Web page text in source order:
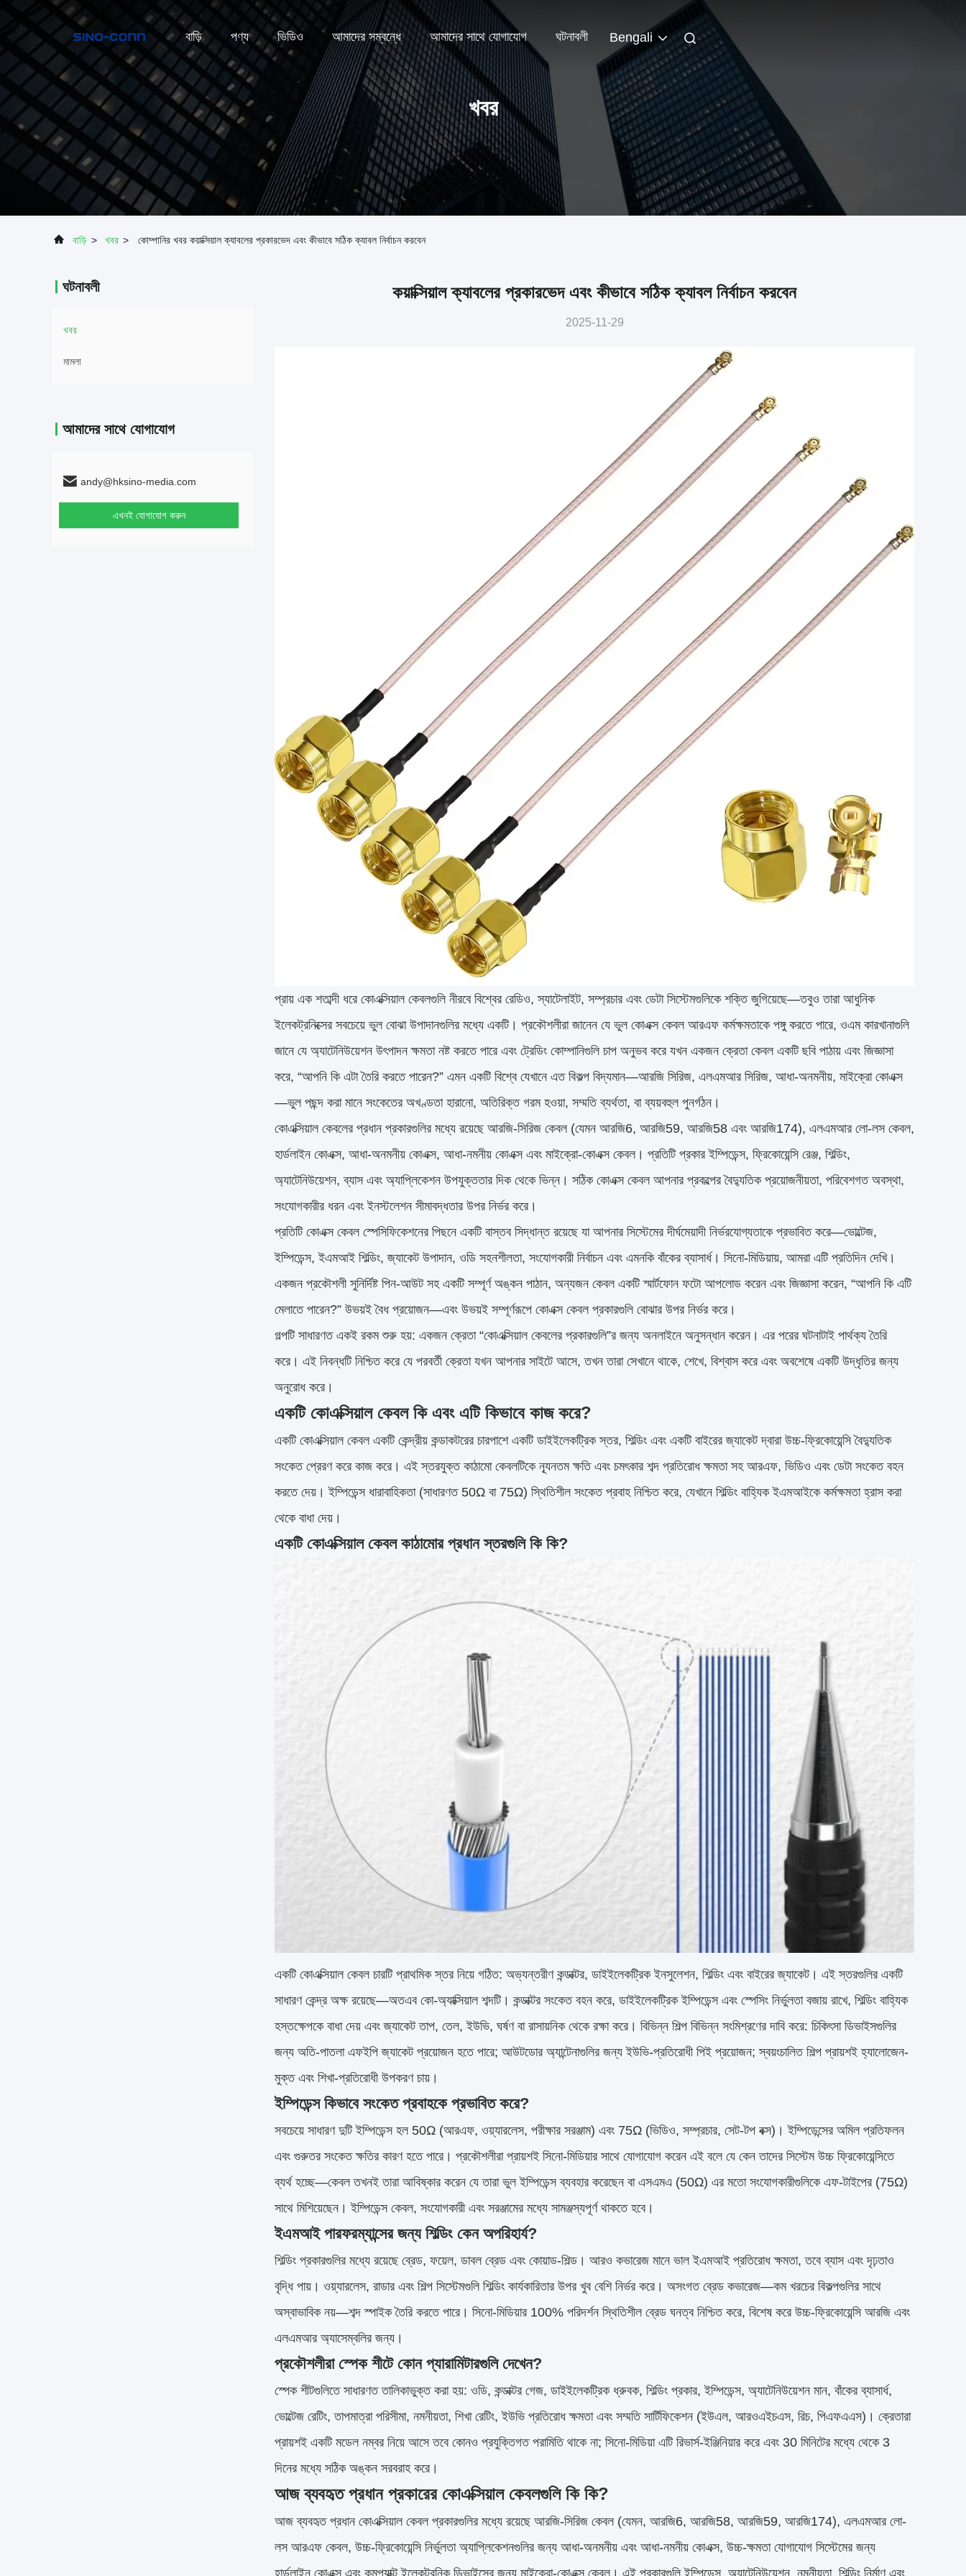
বাড়ি পণ্য ভিডিও আমাদের সম্বন্ধে আমাদের সাথে যোগাযোগ ঘটনাবলী Bengali
খবর
বাড়ি > খবর > কোম্পানির খবর কয়াক্সিয়াল ক্যাবলের প্রকারভেদ এবং কীভাবে সঠিক ক্যাবল নির্বাচন করবেন
ঘটনাবলী
খবর
মামলা
আমাদের সাথে যোগাযোগ
andy@hksino-media.com
এখনই যোগাযোগ করুন
কয়াক্সিয়াল ক্যাবলের প্রকারভেদ এবং কীভাবে সঠিক ক্যাবল নির্বাচন করবেন
2025-11-29
প্রায় এক শতাব্দী ধরে কোএক্সিয়াল কেবলগুলি নীরবে বিশ্বের রেডিও, স্যাটেলাইট, সম্প্রচার এবং ডেটা সিস্টেমগুলিকে শক্তি জুগিয়েছে—তবুও তারা আধুনিক
ইলেকট্রনিক্সের সবচেয়ে ভুল বোঝা উপাদানগুলির মধ্যে একটি। প্রকৌশলীরা জানেন যে ভুল কোএক্স কেবল আরএফ কর্মক্ষমতাকে পঙ্গু করতে পারে, ওএম কারখানাগুলি
জানে যে অ্যাটেনিউয়েশন উৎপাদন ক্ষমতা নষ্ট করতে পারে এবং ট্রেডিং কোম্পানিগুলি চাপ অনুভব করে যখন একজন ক্রেতা কেবল একটি ছবি পাঠায় এবং জিজ্ঞাসা
করে, “আপনি কি এটা তৈরি করতে পারেন?” এমন একটি বিশ্বে যেখানে এত বিকল্প বিদ্যমান—আরজি সিরিজ, এলএমআর সিরিজ, আধা-অনমনীয়, মাইক্রো কোএক্স
—ভুল পছন্দ করা মানে সংকেতের অখণ্ডতা হারানো, অতিরিক্ত গরম হওয়া, সম্মতি ব্যর্থতা, বা ব্যয়বহুল পুনর্গঠন।
কোএক্সিয়াল কেবলের প্রধান প্রকারগুলির মধ্যে রয়েছে আরজি-সিরিজ কেবল (যেমন আরজি6, আরজি59, আরজি58 এবং আরজি174), এলএমআর লো-লস কেবল,
হার্ডলাইন কোএক্স, আধা-অনমনীয় কোএক্স, আধা-নমনীয় কোএক্স এবং মাইক্রো-কোএক্স কেবল। প্রতিটি প্রকার ইম্পিডেন্স, ফ্রিকোয়েন্সি রেঞ্জ, শিল্ডিং,
অ্যাটেনিউয়েশন, ব্যাস এবং অ্যাপ্লিকেশন উপযুক্ততার দিক থেকে ভিন্ন। সঠিক কোএক্স কেবল আপনার প্রকল্পের বৈদ্যুতিক প্রয়োজনীয়তা, পরিবেশগত অবস্থা,
সংযোগকারীর ধরন এবং ইনস্টলেশন সীমাবদ্ধতার উপর নির্ভর করে।
প্রতিটি কোএক্স কেবল স্পেসিফিকেশনের পিছনে একটি বাস্তব সিদ্ধান্ত রয়েছে যা আপনার সিস্টেমের দীর্ঘমেয়াদী নির্ভরযোগ্যতাকে প্রভাবিত করে—ভোল্টেজ,
ইম্পিডেন্স, ইএমআই শিল্ডিং, জ্যাকেট উপাদান, ওডি সহনশীলতা, সংযোগকারী নির্বাচন এবং এমনকি বাঁকের ব্যাসার্ধ। সিনো-মিডিয়ায়, আমরা এটি প্রতিদিন দেখি।
একজন প্রকৌশলী সুনির্দিষ্ট পিন-আউট সহ একটি সম্পূর্ণ অঙ্কন পাঠান, অন্যজন কেবল একটি স্মার্টফোন ফটো আপলোড করেন এবং জিজ্ঞাসা করেন, “আপনি কি এটি
মেলাতে পারেন?” উভয়ই বৈধ প্রয়োজন—এবং উভয়ই সম্পূর্ণরূপে কোএক্স কেবল প্রকারগুলি বোঝার উপর নির্ভর করে।
গল্পটি সাধারণত একই রকম শুরু হয়: একজন ক্রেতা “কোএক্সিয়াল কেবলের প্রকারগুলি”র জন্য অনলাইনে অনুসন্ধান করেন। এর পরের ঘটনাটাই পার্থক্য তৈরি
করে। এই নিবন্ধটি নিশ্চিত করে যে পরবর্তী ক্রেতা যখন আপনার সাইটে আসে, তখন তারা সেখানে থাকে, শেখে, বিশ্বাস করে এবং অবশেষে একটি উদ্ধৃতির জন্য
অনুরোধ করে।
একটি কোএক্সিয়াল কেবল কি এবং এটি কিভাবে কাজ করে?
একটি কোএক্সিয়াল কেবল একটি কেন্দ্রীয় কন্ডাকটরের চারপাশে একটি ডাইইলেকট্রিক স্তর, শিল্ডিং এবং একটি বাইরের জ্যাকেট দ্বারা উচ্চ-ফ্রিকোয়েন্সি বৈদ্যুতিক
সংকেত প্রেরণ করে কাজ করে। এই স্তরযুক্ত কাঠামো কেবলটিকে ন্যূনতম ক্ষতি এবং চমৎকার শব্দ প্রতিরোধ ক্ষমতা সহ আরএফ, ভিডিও এবং ডেটা সংকেত বহন
করতে দেয়। ইম্পিডেন্স ধারাবাহিকতা (সাধারণত 50Ω বা 75Ω) স্থিতিশীল সংকেত প্রবাহ নিশ্চিত করে, যেখানে শিল্ডিং বাহ্যিক ইএমআইকে কর্মক্ষমতা হ্রাস করা
থেকে বাধা দেয়।
একটি কোএক্সিয়াল কেবল কাঠামোর প্রধান স্তরগুলি কি কি?
একটি কোএক্সিয়াল কেবল চারটি প্রাথমিক স্তর নিয়ে গঠিত: অভ্যন্তরীণ কন্ডাক্টর, ডাইইলেকট্রিক ইনসুলেশন, শিল্ডিং এবং বাইরের জ্যাকেট। এই স্তরগুলির একটি
সাধারণ কেন্দ্র অক্ষ রয়েছে—অতএব কো-অ্যাক্সিয়াল শব্দটি। কন্ডাক্টর সংকেত বহন করে, ডাইইলেকট্রিক ইম্পিডেন্স এবং স্পেসিং নির্ভুলতা বজায় রাখে, শিল্ডিং বাহ্যিক
হস্তক্ষেপকে বাধা দেয় এবং জ্যাকেট তাপ, তেল, ইউভি, ঘর্ষণ বা রাসায়নিক থেকে রক্ষা করে। বিভিন্ন শিল্প বিভিন্ন সংমিশ্রণের দাবি করে: চিকিৎসা ডিভাইসগুলির
জন্য অতি-পাতলা এফইপি জ্যাকেট প্রয়োজন হতে পারে; আউটডোর অ্যান্টেনাগুলির জন্য ইউভি-প্রতিরোধী পিই প্রয়োজন; স্বয়ংচালিত শিল্প প্রায়শই হ্যালোজেন-
মুক্ত এবং শিখা-প্রতিরোধী উপকরণ চায়।
ইম্পিডেন্স কিভাবে সংকেত প্রবাহকে প্রভাবিত করে?
সবচেয়ে সাধারণ দুটি ইম্পিডেন্স হল 50Ω (আরএফ, ওয়্যারলেস, পরীক্ষার সরঞ্জাম) এবং 75Ω (ভিডিও, সম্প্রচার, সেট-টপ বক্স)। ইম্পিডেন্সের অমিল প্রতিফলন
এবং গুরুতর সংকেত ক্ষতির কারণ হতে পারে। প্রকৌশলীরা প্রায়শই সিনো-মিডিয়ার সাথে যোগাযোগ করেন এই বলে যে কেন তাদের সিস্টেম উচ্চ ফ্রিকোয়েন্সিতে
ব্যর্থ হচ্ছে—কেবল তখনই তারা আবিষ্কার করেন যে তারা ভুল ইম্পিডেন্স ব্যবহার করেছেন বা এসএমএ (50Ω) এর মতো সংযোগকারীগুলিকে এফ-টাইপের (75Ω)
সাথে মিশিয়েছেন। ইম্পিডেন্স কেবল, সংযোগকারী এবং সরঞ্জামের মধ্যে সামঞ্জস্যপূর্ণ থাকতে হবে।
ইএমআই পারফরম্যান্সের জন্য শিল্ডিং কেন অপরিহার্য?
শিল্ডিং প্রকারগুলির মধ্যে রয়েছে ব্রেড, ফয়েল, ডাবল ব্রেড এবং কোয়াড-শিল্ড। আরও কভারেজ মানে ভাল ইএমআই প্রতিরোধ ক্ষমতা, তবে ব্যাস এবং দৃঢ়তাও
বৃদ্ধি পায়। ওয়্যারলেস, রাডার এবং শিল্প সিস্টেমগুলি শিল্ডিং কার্যকারিতার উপর খুব বেশি নির্ভর করে। অসংগত ব্রেড কভারেজ—কম খরচের বিকল্পগুলির সাথে
অস্বাভাবিক নয়—শব্দ স্পাইক তৈরি করতে পারে। সিনো-মিডিয়ার 100% পরিদর্শন স্থিতিশীল ব্রেড ঘনত্ব নিশ্চিত করে, বিশেষ করে উচ্চ-ফ্রিকোয়েন্সি আরজি এবং
এলএমআর অ্যাসেম্বলির জন্য।
প্রকৌশলীরা স্পেক শীটে কোন প্যারামিটারগুলি দেখেন?
স্পেক শীটগুলিতে সাধারণত তালিকাভুক্ত করা হয়: ওডি, কন্ডাক্টর গেজ, ডাইইলেকট্রিক ধ্রুবক, শিল্ডিং প্রকার, ইম্পিডেন্স, অ্যাটেনিউয়েশন মান, বাঁকের ব্যাসার্ধ,
ভোল্টেজ রেটিং, তাপমাত্রা পরিসীমা, নমনীয়তা, শিখা রেটিং, ইউভি প্রতিরোধ ক্ষমতা এবং সম্মতি সার্টিফিকেশন (ইউএল, আরওএইচএস, রিচ, পিএফএএস)। ক্রেতারা
প্রায়শই একটি মডেল নম্বর নিয়ে আসে তবে কোনও প্রযুক্তিগত পরামিতি থাকে না; সিনো-মিডিয়া এটি রিভার্স-ইঞ্জিনিয়ার করে এবং 30 মিনিটের মধ্যে থেকে 3
দিনের মধ্যে সঠিক অঙ্কন সরবরাহ করে।
আজ ব্যবহৃত প্রধান প্রকারের কোএক্সিয়াল কেবলগুলি কি কি?
আজ ব্যবহৃত প্রধান কোএক্সিয়াল কেবল প্রকারগুলির মধ্যে রয়েছে আরজি-সিরিজ কেবল (যেমন, আরজি6, আরজি58, আরজি59, আরজি174), এলএমআর লো-
লস আরএফ কেবল, উচ্চ-ফ্রিকোয়েন্সি নির্ভুলতা অ্যাপ্লিকেশনগুলির জন্য আধা-অনমনীয় এবং আধা-নমনীয় কোএক্স, উচ্চ-ক্ষমতা যোগাযোগ সিস্টেমের জন্য
হার্ডলাইন কোএক্স এবং কমপ্যাক্ট ইলেকট্রনিক ডিভাইসের জন্য মাইক্রো-কোএক্স কেবল। এই প্রকারগুলি ইম্পিডেন্স, অ্যাটেনিউয়েশন, নমনীয়তা, শিল্ডিং নির্মাণ এবং